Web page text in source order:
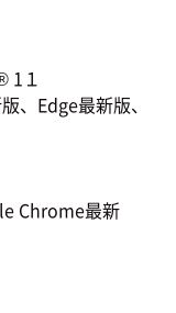
1１
Edge最新版、
Chrome最新